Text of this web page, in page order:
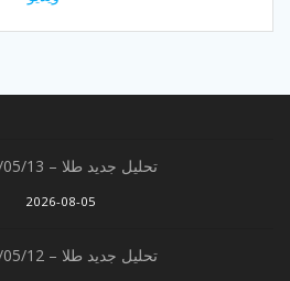
تحلیل جدید طلا – 1405/05/13
2026-08-05
تحلیل جدید طلا – 1405/05/12